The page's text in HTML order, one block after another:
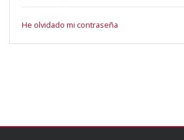
He olvidado mi contraseña